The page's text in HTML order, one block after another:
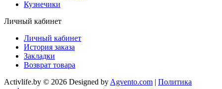
Кузнечики
Личный кабинет
Личный кабинет
История заказа
Закладки
Возврат товара
Activlife.by © 2026 Designed by Agvento.com | Политика